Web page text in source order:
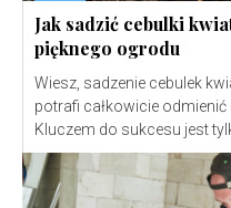
Jak sadzić cebulki
pięknego ogrodu
Wiesz, sadzenie cebulek
potrafi całkowicie
Kluczem do sukcesu jest